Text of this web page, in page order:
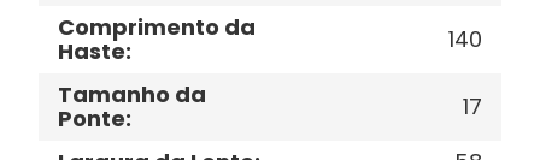
Comprimento da
Haste:
140
Tamanho da
Ponte:
17